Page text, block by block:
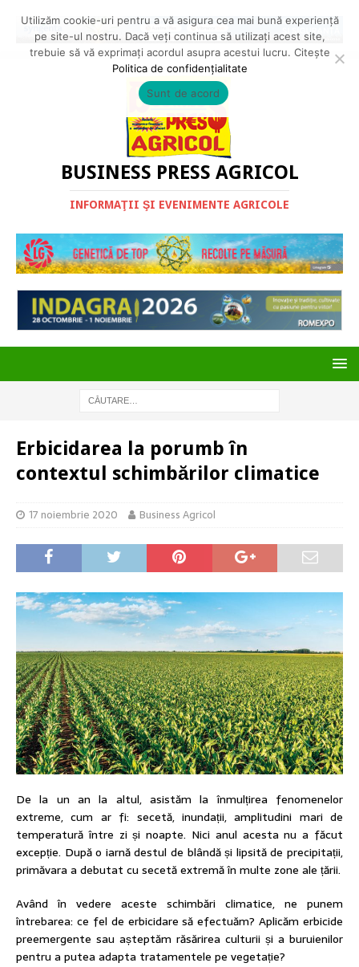
BUSINESS PRESS AGRICOL
INFORMAŢII ŞI EVENIMENTE AGRICOLE
Erbicidarea la porumb în
contextul schimbărilor climatice
17 noiembrie 2020 Business Agricol
De la un an la altul, asistăm la înmulțirea fenomenelor
extreme, cum ar fi: secetă, inundații, amplitudini mari de
temperatură între zi și noapte. Nici anul acesta nu a făcut
excepție. După o iarnă destul de blândă și lipsită de precipitații,
primăvara a debutat cu secetă extremă în multe zone ale țării.
Având în vedere aceste schimbări climatice, ne punem
întrebarea: ce fel de erbicidare să efectuăm? Aplicăm erbicide
preemergente sau așteptăm răsărirea culturii și a buruienilor
pentru a putea adapta tratamentele pe vegetație?
Utilizăm cookie-uri pentru a vă asigura cea mai bună experiență
pe site-ul nostru. Dacă veți continua să utilizați acest site,
trebuie să vă exprimați acordul asupra acestui lucru. Citește
Politica de confidențialitate
Sunt de acord